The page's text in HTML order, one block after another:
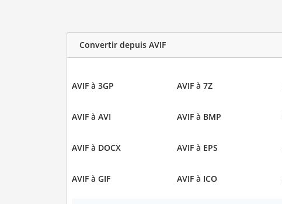
Convertir depuis AVIF
AVIF à 3GP AVIF à 7Z
AVIF à AVI AVIF à BMP
AVIF à DOCX AVIF à EPS
AVIF à GIF AVIF à ICO